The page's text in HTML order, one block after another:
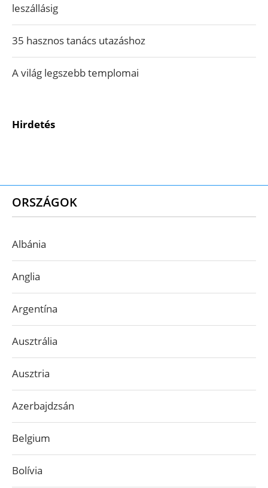
leszállásig
35 hasznos tanács utazáshoz
A világ legszebb templomai
Hirdetés
ORSZÁGOK
Albánia
Anglia
Argentína
Ausztrália
Ausztria
Azerbajdzsán
Belgium
Bolívia